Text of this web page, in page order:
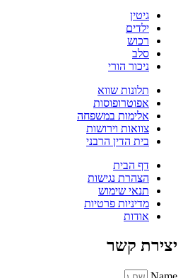
גיטין
ילדים
רכוש
סלב
ניכור הורי
תלונות שווא
אפוטרופוסות
אלימות במשפחה
צוואות וירושות
בית הדין הרבני
דף הבית
הצהרת נגישות
תנאי שימוש
מדיניות פרטיות
אודות
יצירת קשר